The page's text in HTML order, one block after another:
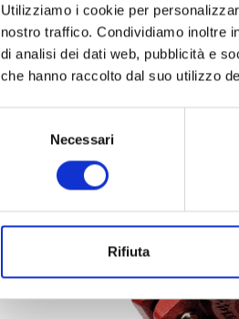
Utilizziamo i cookie per
nostro traffico. Condividiamo inoltre
di analisi dei dati web, pubblicità e
che hanno raccolto dal suo utilizzo
Necessari
Rifiuta
Derivazione
3"x1"-
SCOPRI DI PIÙ